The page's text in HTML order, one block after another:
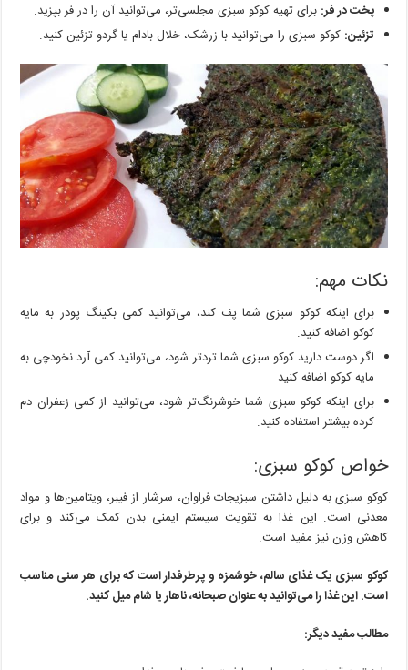
پخت در فر: برای تهیه کوکو سبزی مجلسی‌تر، می‌توانید آن را در فر بپزید.
تزئین: کوکو سبزی را می‌توانید با زرشک، خلال بادام یا گردو تزئین کنید.
نکات مهم:
برای اینکه کوکو سبزی شما پف کند، می‌توانید کمی بکینگ پودر به مایه
کوکو اضافه کنید.
اگر دوست دارید کوکو سبزی شما تردتر شود، می‌توانید کمی آرد نخودچی به
مایه کوکو اضافه کنید.
برای اینکه کوکو سبزی شما خوشرنگ‌تر شود، می‌توانید از کمی زعفران دم
کرده بیشتر استفاده کنید.
خواص کوکو سبزی:
کوکو سبزی به دلیل داشتن سبزیجات فراوان، سرشار از فیبر، ویتامین‌ها و مواد
معدنی است. این غذا به تقویت سیستم ایمنی بدن کمک می‌کند و برای
کاهش وزن نیز مفید است.
کوکو سبزی یک غذای سالم، خوشمزه و پرطرفدار است که برای هر سنی مناسب
است. این غذا را می‌توانید به عنوان صبحانه، ناهار یا شام میل کنید.
مطالب مفید دیگر: